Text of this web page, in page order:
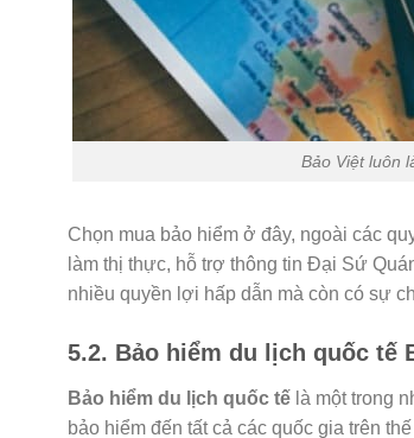
Bảo Việt luôn
Chọn mua bảo hiểm ở đây, ngoài các
làm thị thực, hỗ trợ thông tin Đại Sứ
nhiều quyền lợi hấp dẫn mà còn có sự
5.2. Bảo hiểm du lịch quốc tế
Bảo hiểm du lịch quốc tế là một trong
bảo hiểm đến tất cả các quốc gia trên